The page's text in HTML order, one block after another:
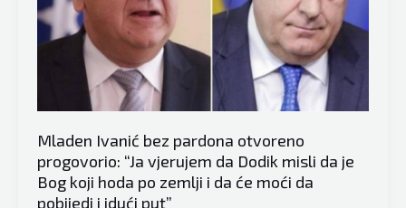
smatra
da
dogovor?
Da
se
pravimo
mrtvi
što
Mladen Ivanić bez pardona otvoreno
progovorio: “Ja vjerujem da Dodik misli da je
Bog koji hoda po zemlji i da će moći da
pobijedi i idući put”